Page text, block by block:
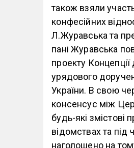
також взяли
конфесійних
Л.Журавська та
пані Журавська
проекту
урядового
України. В свою
консенсус між
будь-які змістові
відомствах та
наголошено на